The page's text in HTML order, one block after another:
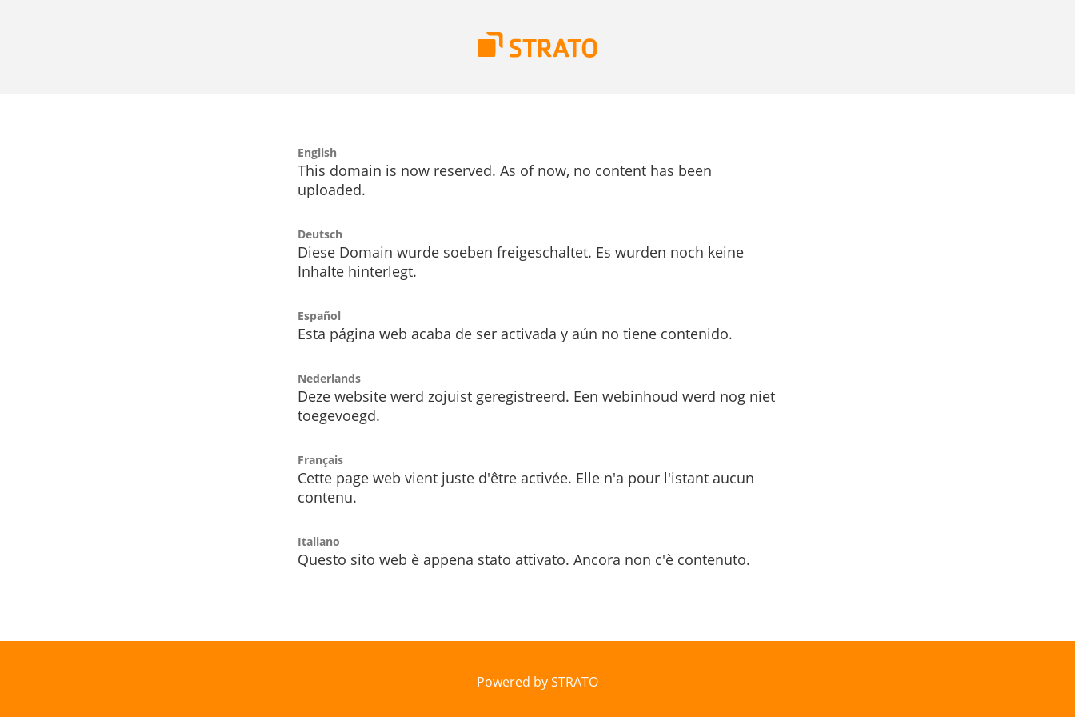
English
This domain is now reserved. As of now, no content has been
uploaded.
Deutsch
Diese Domain wurde soeben freigeschaltet. Es wurden noch keine
Inhalte hinterlegt.
Español
Esta página web acaba de ser activada y aún no tiene contenido.
Nederlands
Deze website werd zojuist geregistreerd. Een webinhoud werd nog niet
toegevoegd.
Français
Cette page web vient juste d'être activée. Elle n'a pour l'istant aucun
contenu.
Italiano
Questo sito web è appena stato attivato. Ancora non c'è contenuto.
Powered by STRATO